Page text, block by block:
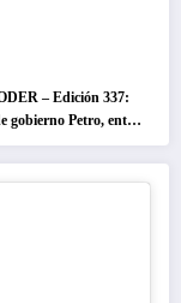
– Edición 337:
gobierno Petro, entre
prometido y el
ciudadano